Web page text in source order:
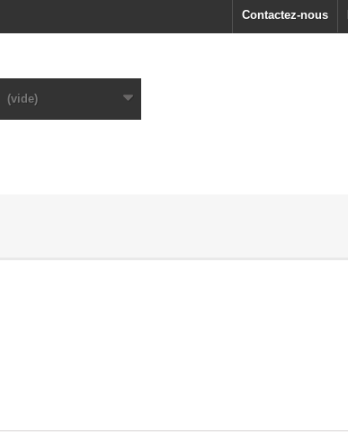
Contactez-nous
(vide)